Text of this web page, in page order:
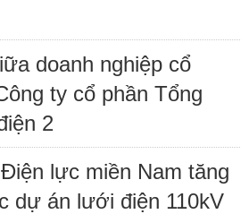
doanh nghiệp cổ
ty cổ phần Tổng
2
lực miền Nam tăng
dự án lưới điện 110kV